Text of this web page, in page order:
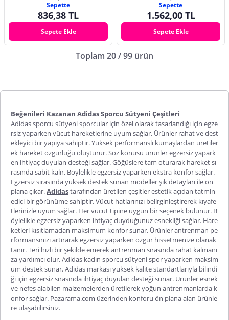
Sepette
836,38 TL
Sepete Ekle
Sepette
1.562,00 TL
Sepete Ekle
Toplam 20 / 99 ürün
Beğenileri Kazanan Adidas Sporcu Sütyeni Çeşitleri
Adidas sporcu sütyenisporcular için özel olarak tasarlandığı için egze
rsiz yaparken vücut hareketlerine uyum sağlar. Ürünler rahat ve dest
ekleyici bir yapıya sahiptir. Yüksek performanslı kumaşlardan üretiler
ek hareket özgürlüğü oluşturur. Söz konusu ürünler egzersiz yapark
en ihtiyaç duyulan desteği sağlar. Göğüslere tam oturarak hareket sı
rasında sabit kalır. Böylelikle egzersiz yaparken ekstra konfor sağlar.
Egzersiz sırasında yüksek destek sunan modeller şık detayları ile ön
plana çıkar.Adidastarafından üretilen çeşitler estetik açıdan tatmin
edici bir görünüme sahiptir. Vücut hatlarınızı belirginleştirerek kıyafe
tlerinizle uyum sağlar. Her vücut tipine uygun bir seçenek bulunur. B
öylelikle egzersiz yaparken ihtiyaç duyduğunuz esnekliği sağlar. Hare
ketleri kısıtlamadan maksimum konfor sunar. Ürünler antrenman pe
rformansınızı artırarak egzersiz yaparken özgür hissetmenize olanak
tanır. Teri hızlı bir şekilde emerek antrenman sırasında rahat kalmanı
za yardımcı olur.Adidas kadın sporcu sütyenispor yaparken maksim
um destek sunar. Adidas markası yüksek kalite standartlarıyla bilindi
ği için egzersiz sırasında ihtiyaç duyulan desteği sunar. Ürünler esnek
ve nefes alabilen malzemelerden üretilerek yoğun antrenmanlarda k
onfor sağlar. Pazarama.com üzerinden konforu ön plana alan ürünle
re ulaşabilirsiniz.